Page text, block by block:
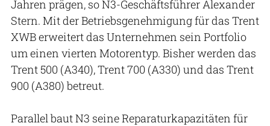
Jahren prägen, so N3-Geschäftsführer Alexander
Stern. Mit der Betriebsgenehmigung für das Trent
XWB erweitert das Unternehmen sein Portfolio
um einen vierten Motorentyp. Bisher werden das
Trent 500 (A340), Trent 700 (A330) und das Trent
900 (A380) betreut.
Parallel baut N3 seine Reparaturkapazitäten für